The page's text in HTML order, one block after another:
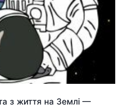
з життя на Землі —